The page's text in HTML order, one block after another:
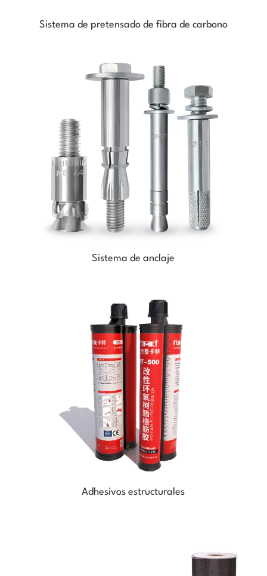
Sistema de pretensado de fibra de carbono
Sistema de anclaje
Adhesivos estructurales